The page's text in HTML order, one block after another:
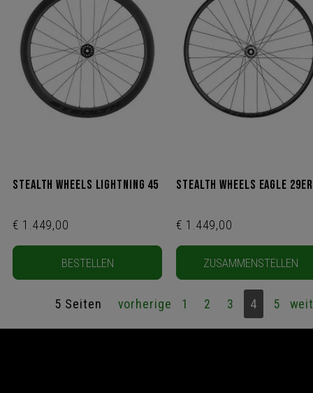
Stealth Wheels Lightning 45
€ 1.449,00
BESTELLEN
Stealth Wheels Eagle 29er
€ 1.449,00
ZUSAMMENSTELLEN
5 Seiten vorherige 1 2 3 4 5